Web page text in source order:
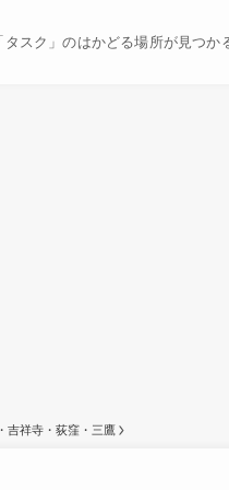
タスク」のはかどる場所が見つか
吉祥寺・荻窪・三鷹